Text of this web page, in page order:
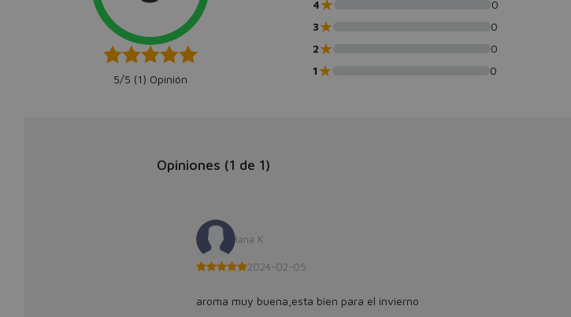
5/5 (1) Opinión
4★
0
3★
0
2★
0
1★ 0
Opiniones (1 de 1)
Iana K
2024-02-05
aroma muy buena,esta bien para el invierno